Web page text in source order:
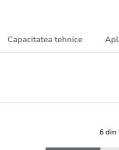
Capacitatea tehnice
6 din